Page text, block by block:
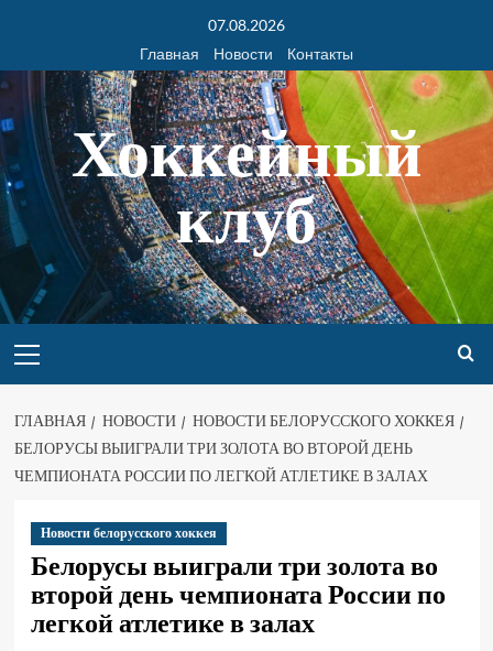
07.08.2026
Главная
Новости Контакты
Хоккейный
клуб
ГЛАВНАЯ НОВОСТИ
НОВОСТИ БЕЛОРУССКОГО ХОККЕЯ
БЕЛОРУСЫ ВЫИГРАЛИ ТРИ ЗОЛОТА ВО ВТОРОЙ ДЕНЬ
ЧЕМПИОНАТА РОССИИ ПО ЛЕГКОЙ АТЛЕТИКЕ В ЗАЛАХ
Новости белорусского хоккея
Белорусы выиграли три золота во
второй день чемпионата России по
легкой атлетике в залах